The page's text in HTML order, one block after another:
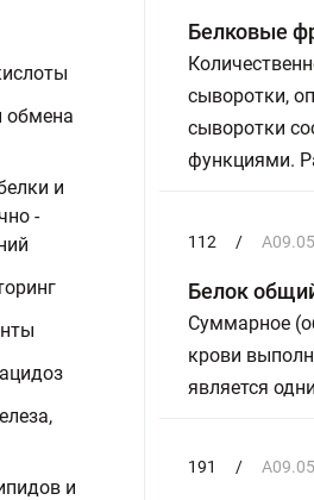
обмена
и
-
и
Белковые
сыворотки,
сыворотки
функциями.
112 /
Белок
Суммарное
крови
является
191 /